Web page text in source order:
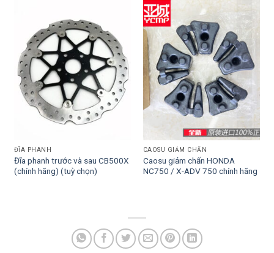
ĐĨA PHANH
Đĩa phanh trước và sau CB500X
(chính hãng) (tuỳ chọn)
CAOSU GIẢM CHẤN
Caosu giảm chấn HONDA
NC750 / X-ADV 750 chính hãng